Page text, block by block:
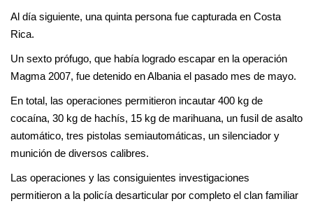
Al día siguiente, una quinta persona fue capturada en Costa
Rica.
Un sexto prófugo, que había logrado escapar en la operación
Magma 2007, fue detenido en Albania el pasado mes de mayo.
En total, las operaciones permitieron incautar 400 kg de
cocaína, 30 kg de hachís, 15 kg de marihuana, un fusil de asalto
automático, tres pistolas semiautomáticas, un silenciador y
munición de diversos calibres.
Las operaciones y las consiguientes investigaciones
permitieron a la policía desarticular por completo el clan familiar